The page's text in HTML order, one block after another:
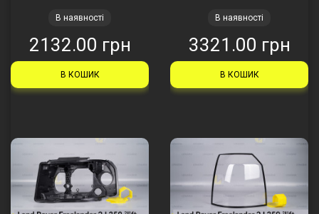
В наявності
2132.00 грн
В КОШИК
В наявності
3321.00 грн
В КОШИК